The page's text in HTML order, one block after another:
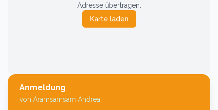
Adresse übertragen.
Karte laden
Anmeldung
von Aramsamsam Andrea